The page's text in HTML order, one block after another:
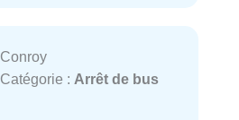
Conroy
Catégorie : Arrêt de bus